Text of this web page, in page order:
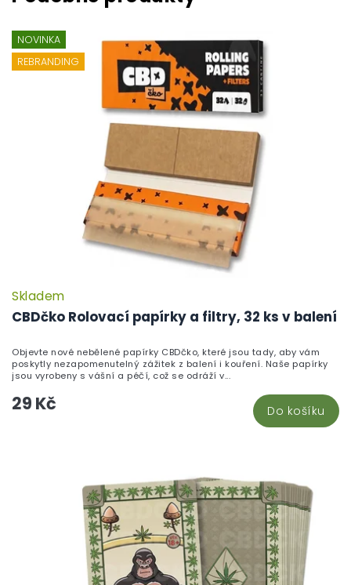
NOVINKA
REBRANDING
CBDčko Rolovací papírky a filtry, 32 ks v balení
Skladem
29 Kč Do košíku
Objevte nové nebělené papírky CBDčko, které jsou tady, aby vám
poskytly nezapomenutelný zážitek z balení i kouření. Naše papírky
jsou vyrobeny s vášní a péčí, což se odráží v...